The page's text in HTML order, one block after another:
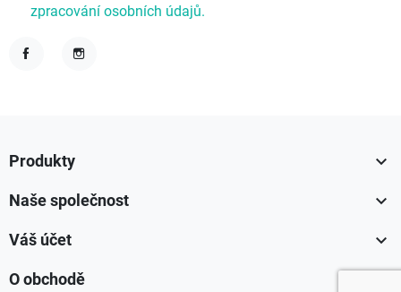
zpracování osobních údajů.
Produkty 
Naše společnost 
Váš účet 
O obchodě